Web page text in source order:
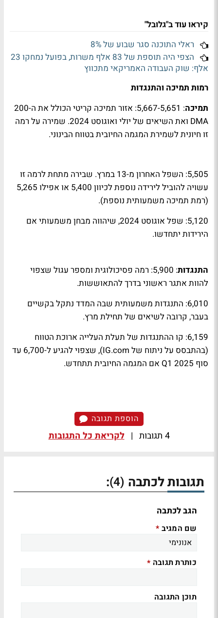
קיראו עוד ב"גלובל"
ראלי התוכנה סגר שבוע של 8%
הצפי היה תוספת של 83 אלף משרות, בפועל נמחקו 23
אלף: שוק העבודה האמריקאי מתכווץ
רמות תמיכה והתנגדות
תמיכה
: 5,667-5,651: אזור תמיכה קריטי הכולל את ה-200
DMA ואת השיאים של יולי ואוגוסט 2024. שמירה על רמה
זו חיונית לשמירת המגמה החיובית בטווח הבינוני.
5,505: השפל האחרון מ-13 במרץ. שבירה מתחת לרמה זו
עשויה להוביל לירידה נוספת לכיוון 5,400 או אפילו 5,265
(רמת תמיכה משמעותית נוספת).
5,120: שפל אוגוסט 2024, שיהווה מבחן משמעותי אם
הירידות יתחדשו.
התנגדות
: 5,900: רמה פסיכולוגית ומספר עגול שצפוי
להוות אתגר ראשוני בדרך להתאוששות.
6,010: התנגדות משמעותית שבה המדד נתקל בקשיים
בעבר, קרובה לשיאים של תחילת מרץ.
6,159: קו ההתנגדות של תעלת העלייה ארוכת הטווח
(בהתבסס על ניתוח של IG.com), שצפוי להגיע ל-6,700 עד
סוף Q1 2025 אם המגמה החיובית תתחדש.
הוספת תגובה
4 תגובות | לקריאת כל התגובות
תגובות לכתבה (4)
:
הגב לכתבה
שם המגיב *
כותרת תגובה *
תוכן התגובה